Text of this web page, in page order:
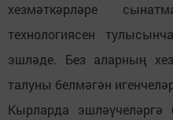
хезмәткәрләре
технологиясен
эшләде. Без аларның
талуны белмәгән
Кырларда